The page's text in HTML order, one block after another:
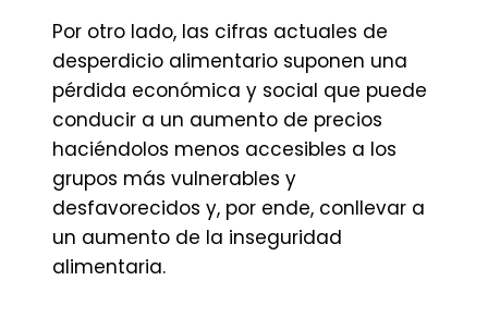
Por otro lado, las cifras actuales de
desperdicio alimentario suponen una
pérdida económica y social que puede
conducir a un aumento de precios
haciéndolos menos accesibles a los
grupos más vulnerables y
desfavorecidos y, por ende, conllevar a
un aumento de la inseguridad
alimentaria.